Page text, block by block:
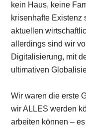
kein Haus, keine
krisenhafte Existenz
aktuellen
allerdings sind wir
Digitalisierung, mit
ultimativen
Wir waren die erste
wir ALLES werden
arbeiten können –